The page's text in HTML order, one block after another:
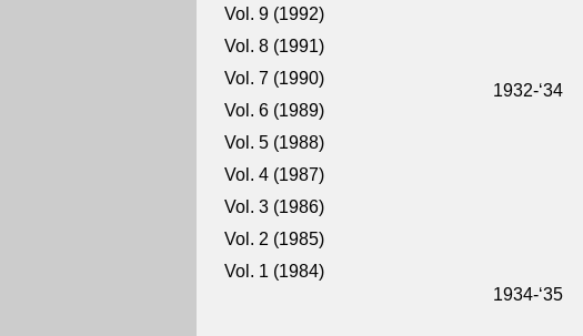
Vol. 9 (1992)
Vol. 8 (1991)
Vol. 7 (1990)
Vol. 6 (1989)
Vol. 5 (1988)
Vol. 4 (1987)
Vol. 3 (1986)
Vol. 2 (1985)
Vol. 1 (1984)
1932-‘34
1934-‘35